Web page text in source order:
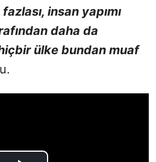
insan yapımı
daha da
ülke bundan muaf